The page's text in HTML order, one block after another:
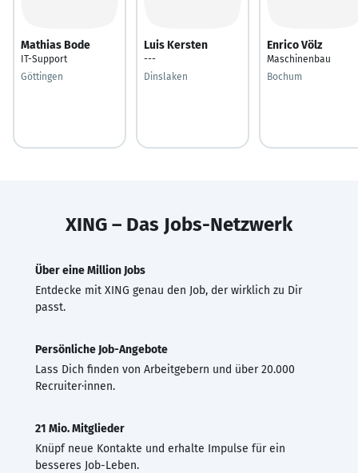
Mathias Bode
IT-Support
Göttingen
Luis Kersten
---
Dinslaken
Enrico Völz
Maschinenbau
Bochum
XING – Das Jobs-Netzwerk
Über eine Million Jobs
Entdecke mit XING genau den Job, der wirklich zu Dir
passt.
Persönliche Job-Angebote
Lass Dich finden von Arbeitgebern und über 20.000
Recruiter·innen.
21 Mio. Mitglieder
Knüpf neue Kontakte und erhalte Impulse für ein
besseres Job-Leben.